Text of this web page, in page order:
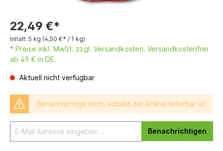
22,49 €*
Inhalt: 5 kg (4,50 €* / 1 kg)
* Preise inkl. MwSt. zzgl. Versandkosten. Versandkostenfrei
ab 49 € in DE.
Aktuell nicht verfügbar
Benachrichtige mich, sobald der Artikel lieferbar ist.
Benachrichtigen